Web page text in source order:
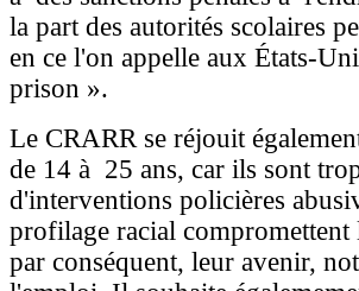
la part des autorités scolaires
en ce l'on appelle aux États-
prison ».
Le CRARR se réjouit
de 14 à 25 ans, car ils sont
d'interventions policières
profilage racial
par conséquent, leur avenir,